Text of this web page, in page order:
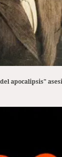
apocalipsis"